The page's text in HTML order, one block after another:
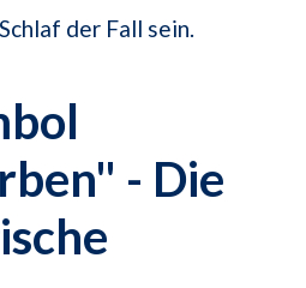
der Fall sein.
- Die